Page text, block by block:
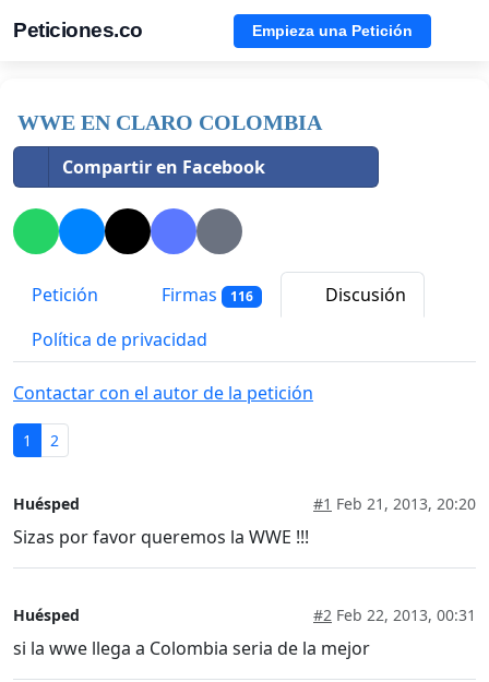
Peticiones.co Empieza una Petición
WWE EN CLARO COLOMBIA
Compartir en Facebook
Petición Firmas 116
Discusión
Política de privacidad
Contactar con el autor de la petición
1 2
Huésped #1 Feb 21, 2013, 20:20
Sizas por favor queremos la WWE !!!
Huésped #2 Feb 22, 2013, 00:31
si la wwe llega a Colombia seria de la mejor